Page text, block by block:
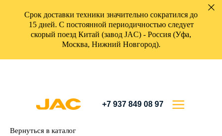
Срок доставки техники значительно сократился до
15 дней. С постоянной периодичностью следует
скорый поезд Китай (завод JAC) - Россия (Уфа,
Москва, Нижний Новгород).
+7 937 849 08 97
Вернуться в каталог